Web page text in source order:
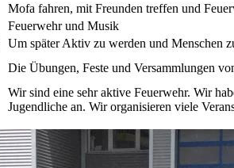
Mofa fahren, mit Freunden treffen und
Feuerwehr und Musik
Um später Aktiv zu werden und Menschen
Die Übungen, Feste und Versammlungen
Wir sind eine sehr aktive Feuerwehr. Wir
Jugendliche an. Wir organisieren viele